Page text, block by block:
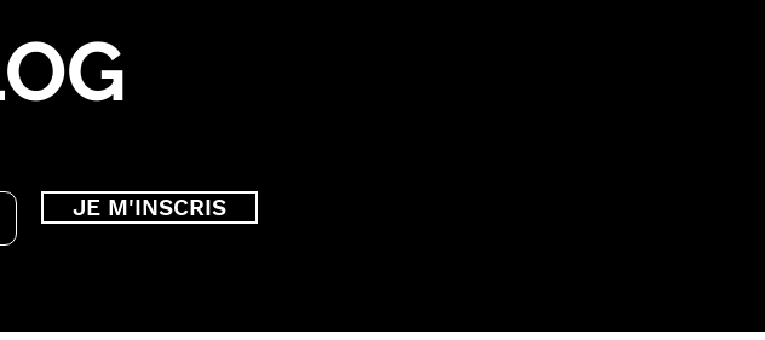
JE M'INSCRIS